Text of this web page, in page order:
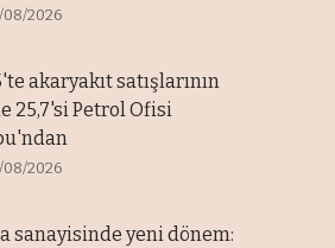
08/2026
akaryakıt satışlarının
25,7'si Petrol Ofisi
08/2026
sanayisinde yeni dönem: